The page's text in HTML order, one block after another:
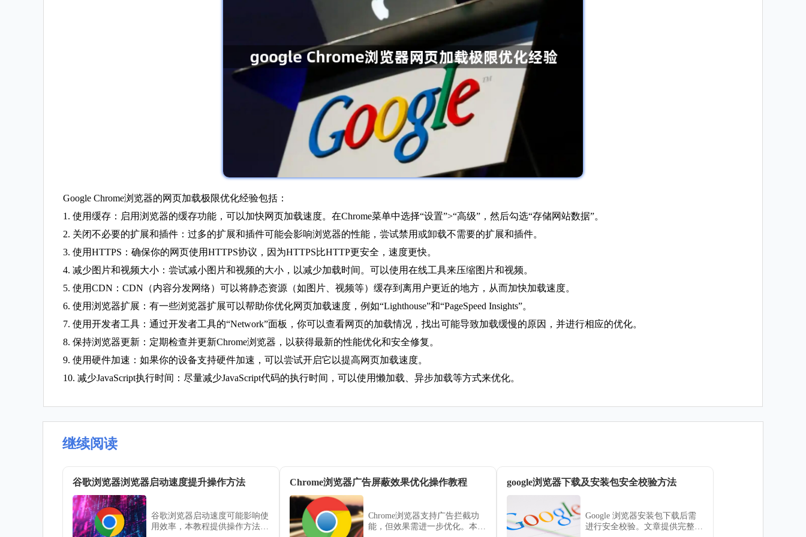
Google Chrome浏览器的网页加载极限优化经验包括：
1. 使用缓存：启用浏览器的缓存功能，可以加快网页加载速度。在Chrome菜单中选择“设置”>“高级”，然后勾选“存储网站数据”。
2. 关闭不必要的扩展和插件：过多的扩展和插件可能会影响浏览器的性能，尝试禁用或卸载不需要的扩展和插件。
3. 使用HTTPS：确保你的网页使用HTTPS协议，因为HTTPS比HTTP更安全，速度更快。
4. 减少图片和视频大小：尝试减小图片和视频的大小，以减少加载时间。可以使用在线工具来压缩图片和视频。
5. 使用CDN：CDN（内容分发网络）可以将静态资源（如图片、视频等）缓存到离用户更近的地方，从而加快加载速度。
6. 使用浏览器扩展：有一些浏览器扩展可以帮助你优化网页加载速度，例如“Lighthouse”和“PageSpeed Insights”。
7. 使用开发者工具：通过开发者工具的“Network”面板，你可以查看网页的加载情况，找出可能导致加载缓慢的原因，并进行相应的优化。
8. 保持浏览器更新：定期检查并更新Chrome浏览器，以获得最新的性能优化和安全修复。
9. 使用硬件加速：如果你的设备支持硬件加速，可以尝试开启它以提高网页加载速度。
10. 减少JavaScript执行时间：尽量减少JavaScript代码的执行时间，可以使用懒加载、异步加载等方式来优化。
继续阅读
谷歌浏览器浏览器启动速度提升操作方法
谷歌浏览器启动速度可能影响使
用效率，本教程提供操作方法和
Chrome浏览器广告屏蔽效果优化操作教程
Chrome浏览器支持广告拦截功
能，但效果需进一步优化。本文
google浏览器下载及安装包安全校验方法
Google 浏览器安装包下载后需
进行安全校验。文章提供完整校